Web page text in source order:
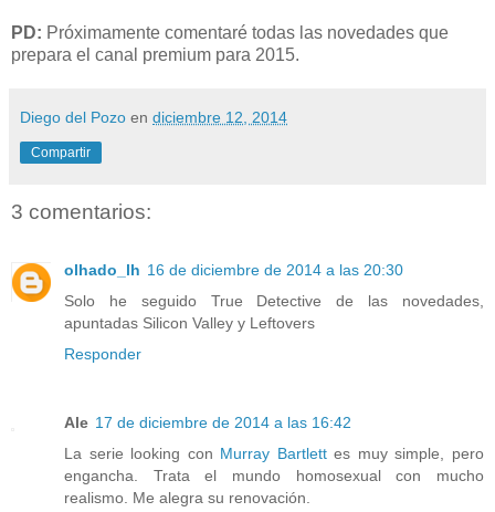
PD: Próximamente comentaré todas las novedades que
prepara el canal premium para 2015.
Diego del Pozo en diciembre 12, 2014
Compartir
3 comentarios:
olhado_lh 16 de diciembre de 2014 a las 20:30
Solo he seguido True Detective de las novedades,
apuntadas Silicon Valley y Leftovers
Responder
Ale 17 de diciembre de 2014 a las 16:42
La serie looking con Murray Bartlettes muy simple, pero
engancha. Trata el mundo homosexual con mucho
realismo. Me alegra su renovación.